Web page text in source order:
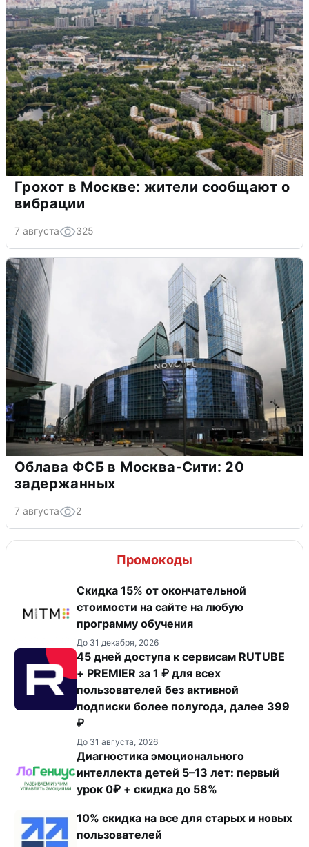
Грохот в Москве: жители сообщают о
вибрации
7 августа 325
Облава ФСБ в Москва-Сити: 20
задержанных
7 августа 2
Промокоды
Скидка 15% от окончательной
стоимости на сайте на любую
программу обучения
До 31 декабря, 2026
45 дней доступа к сервисам RUTUBE
+ PREMIER за 1 ₽ для всех
пользователей без активной
подписки более полугода, далее 399
₽
До 31 августа, 2026
Диагностика эмоционального
интеллекта детей 5–13 лет: первый
урок 0₽ + скидка до 58%
10% скидка на все для старых и новых
пользователей